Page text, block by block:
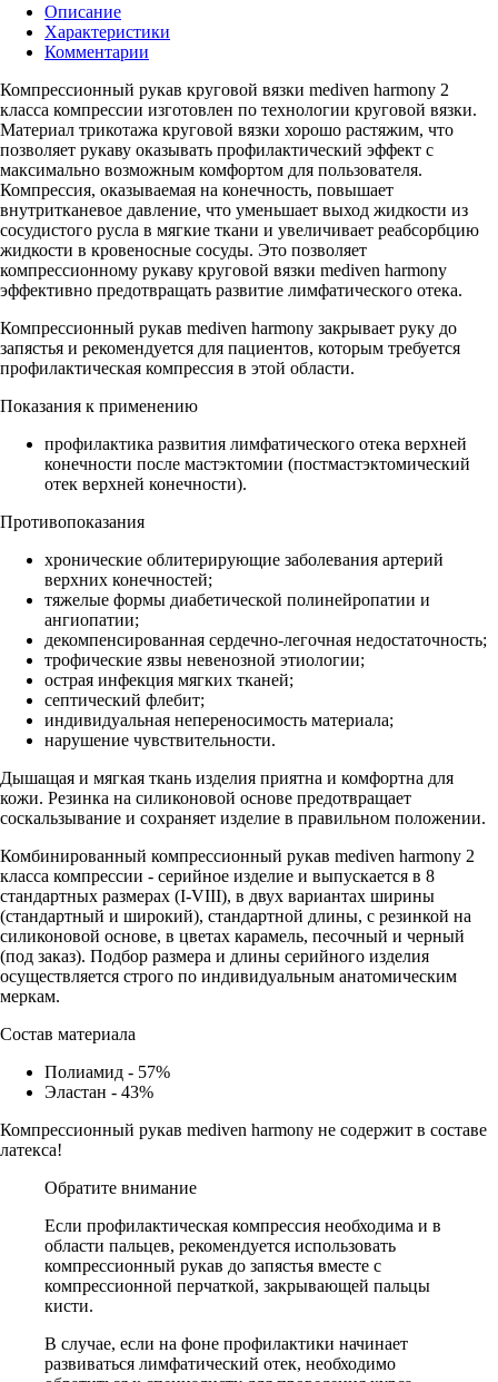
Описание
Характеристики
Комментарии
Компрессионный рукав круговой вязки mediven harmony 2
класса компрессии изготовлен по технологии круговой вязки.
Материал трикотажа круговой вязки хорошо растяжим, что
позволяет рукаву оказывать профилактический эффект с
максимально возможным комфортом для пользователя.
Компрессия, оказываемая на конечность, повышает
внутритканевое давление, что уменьшает выход жидкости из
сосудистого русла в мягкие ткани и увеличивает реабсорбцию
жидкости в кровеносные сосуды. Это позволяет
компрессионному рукаву круговой вязки mediven harmony
эффективно предотвращать развитие лимфатического отека.
Компрессионный рукав mediven harmony закрывает руку до
запястья и рекомендуется для пациентов, которым требуется
профилактическая компрессия в этой области.
Показания к применению
профилактика развития лимфатического отека верхней
конечности после мастэктомии (постмастэктомический
отек верхней конечности).
Противопоказания
хронические облитерирующие заболевания артерий
верхних конечностей;
тяжелые формы диабетической полинейропатии и
ангиопатии;
декомпенсированная сердечно-легочная недостаточность;
трофические язвы невенозной этиологии;
острая инфекция мягких тканей;
септический флебит;
индивидуальная непереносимость материала;
нарушение чувствительности.
Дышащая и мягкая ткань изделия приятна и комфортна для
кожи. Резинка на силиконовой основе предотвращает
соскальзывание и сохраняет изделие в правильном положении.
Комбинированный компрессионный рукав mediven harmony 2
класса компрессии - серийное изделие и выпускается в 8
стандартных размерах (I-VIII), в двух вариантах ширины
(стандартный и широкий), стандартной длины, с резинкой на
силиконовой основе, в цветах карамель, песочный и черный
(под заказ). Подбор размера и длины серийного изделия
осуществляется строго по индивидуальным анатомическим
меркам.
Состав материала
Полиамид - 57%
Эластан - 43%
Компрессионный рукав mediven harmony не содержит в составе
латекса!
Обратите внимание
Если профилактическая компрессия необходима и в
области пальцев, рекомендуется использовать
компрессионный рукав до запястья вместе с
компрессионной перчаткой, закрывающей пальцы
кисти.
В случае, если на фоне профилактики начинает
развиваться лимфатический отек, необходимо